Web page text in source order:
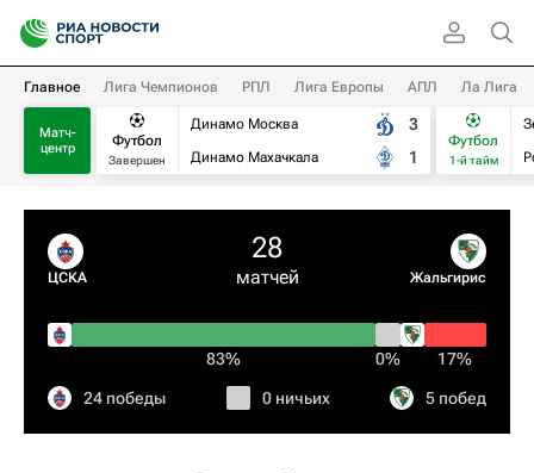
Главное Лига Чемпионов РПЛ Лига Европы АПЛ Ла Лига
Матч-
центр
Футбол
Завершен
Динамо Москва
Динамо Махачкала
3
1
Футбол
1-й тайм
ЦСКА
28
матчей Жальгирис
83% 0% 17%
24 победы 0 ничьих 5 побед